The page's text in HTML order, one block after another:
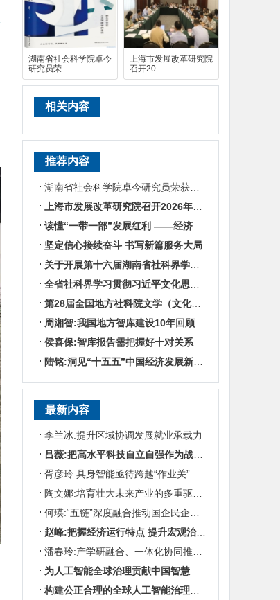
湖南省社会科学院卓今
研究员荣...
上海市发展改革研究院
召开20...
相关内容
推荐内容
湖南省社会科学院卓今研究员荣获第九届鲁迅文学奖
上海市发展改革研究院召开2026年半年度工作会议
读懂“一带一部”发展红利 ——经济学专家谈湖南区位优势
坚定信心接续奋斗 书写新篇服务大局
关于开展第十六届湖南省社科界学术年会征文活动的通知
第28届全国地方社科院文学（文化）所所长联席会暨“数智时代地方文化IP建设”学术研讨
周湘智:我国地方智库建设10年回顾与展望
侯喜保:智库报告需把握好十对关系
陆铭:洞见“十五五”中国经济发展新趋势——对话上海交通大学中国发展研究院执行院长陆铭
最新内容
李兰冰:提升区域协调发展就业承载力
吕薇:把高水平科技自立自强作为战略支撑
胥彦玲:具身智能亟待跨越“作业关”
陶文娜:培育壮大未来产业的多重驱动机制
何瑛:“五链”深度融合推动国企民企协同发展
赵峰:把握经济运行特点 提升宏观治理效能
潘春玲:产学研融合、一体化协同推动农业科技创新
为人工智能全球治理贡献中国智慧
构建公正合理的全球人工智能治理体系